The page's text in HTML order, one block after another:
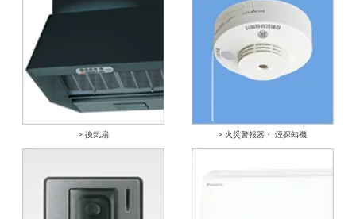
> 換気扇 > 火災警報器・ 煙探知機